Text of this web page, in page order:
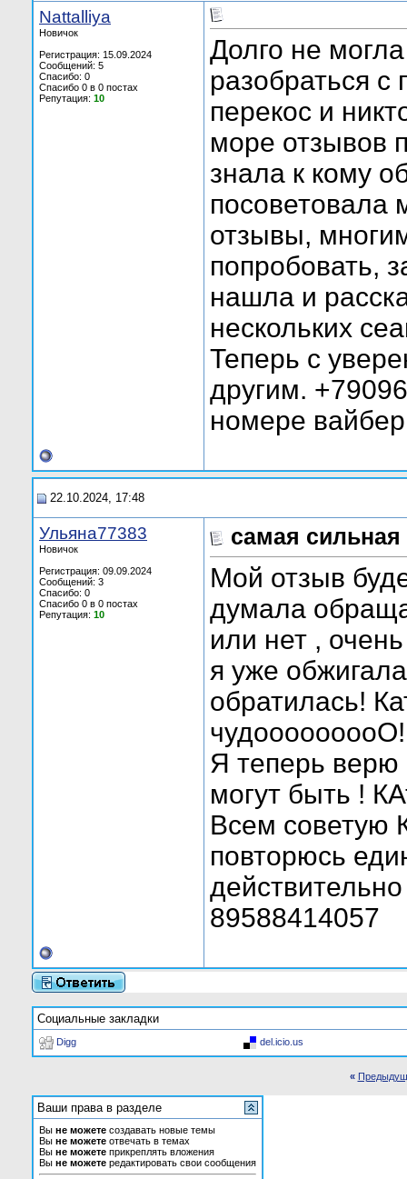
Nattalliya
Новичок
Регистрация: 15.09.2024
Сообщений: 5
Спасибо: 0
Спасибо 0 в 0 постах
Репутация: 10
Долго не
разобраться
перекос и
море отзывов
знала к кому
посоветовала
отзывы,
попробовать,
нашла и
нескольких
Теперь с
другим.
номере
22.10.2024, 17:48
Ульяна77383
Новичок
Регистрация: 09.09.2024
Сообщений: 3
Спасибо: 0
Спасибо 0 в 0 постах
Репутация: 10
самая сильная
Мой отзыв
думала
или нет ,
я уже
обратилась!
Я теперь верю
могут быть !
Всем советую
повторюсь
89588414057
Социальные закладки
Digg del.icio.us
«
Ваши права в разделе
Вы не можете создавать новые темы
Вы не можете отвечать в темах
Вы не можете прикреплять вложения
Вы не можете редактировать свои сообщения